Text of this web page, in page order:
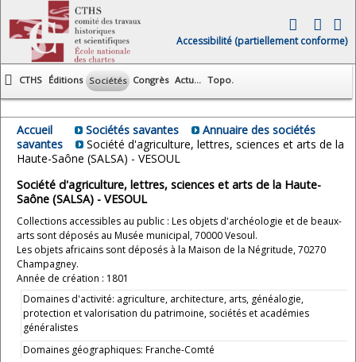
Accessibilité (partiellement conforme)
CTHS Éditions Sociétés Congrès Actu... Topo.
Accueil Sociétés savantes
Annuaire des sociétés
savantes
Société d'agriculture, lettres, sciences et arts de la
Haute-Saône (SALSA) - VESOUL
Société d'agriculture, lettres, sciences et arts de la Haute-
Saône (SALSA) - VESOUL
Collections accessibles au public : Les objets d'archéologie et de beaux-
arts sont déposés au Musée municipal, 70000 Vesoul.
Les objets africains sont déposés à la Maison de la Négritude, 70270
Champagney.
Année de création : 1801
Domaines d'activité: agriculture, architecture, arts, généalogie,
protection et valorisation du patrimoine, sociétés et académies
généralistes
Domaines géographiques: Franche-Comté